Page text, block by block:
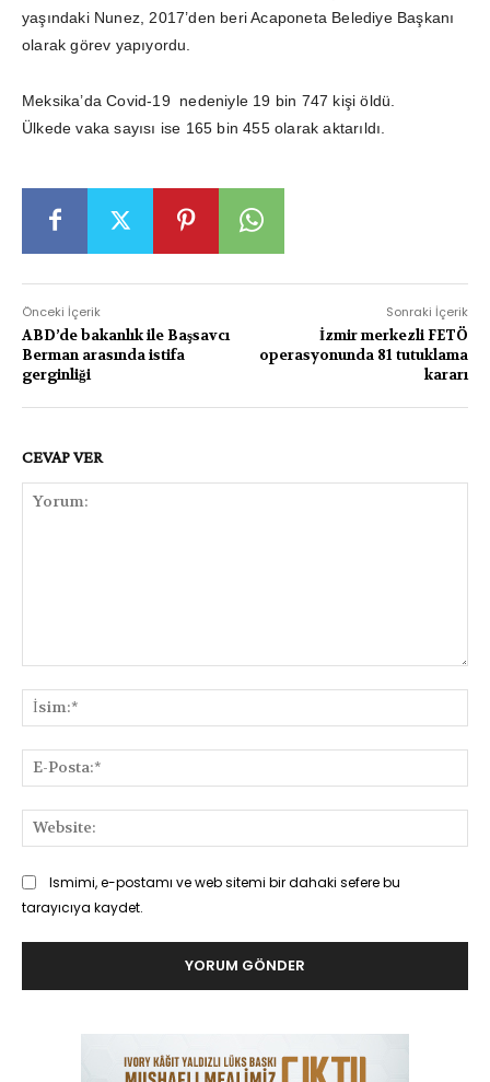
yaşındaki Nunez, 2017’den beri Acaponeta Belediye Başkanı
olarak görev yapıyordu.
Meksika’da Covid-19 nedeniyle 19 bin 747 kişi öldü.
Ülkede vaka sayısı ise 165 bin 455 olarak aktarıldı.
Önceki İçerik
ABD’de bakanlık ile Başsavcı
Berman arasında istifa
gerginliği
Sonraki İçerik
İzmir merkezli FETÖ
operasyonunda 81 tutuklama
kararı
CEVAP VER
Ismimi, e-postamı ve web sitemi bir dahaki sefere bu
tarayıcıya kaydet.